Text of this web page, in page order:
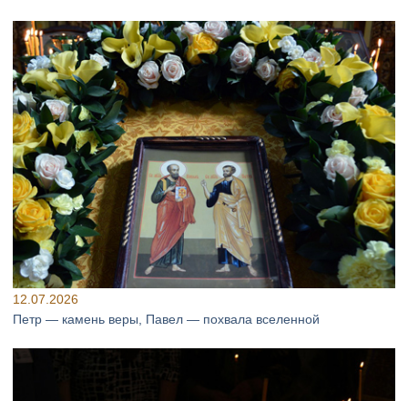
12.07.2026
Петр — камень веры, Павел — похвала вселенной